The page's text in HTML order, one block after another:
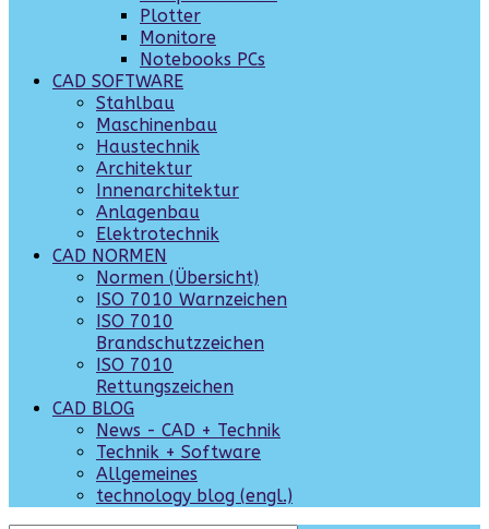
Plotter
Monitore
Notebooks PCs
CAD SOFTWARE
Stahlbau
Maschinenbau
Haustechnik
Architektur
Innenarchitektur
Anlagenbau
Elektrotechnik
CAD NORMEN
Normen (Übersicht)
ISO 7010 Warnzeichen
ISO 7010
Brandschutzzeichen
ISO 7010
Rettungszeichen
CAD BLOG
News - CAD + Technik
Technik + Software
Allgemeines
technology blog (engl.)